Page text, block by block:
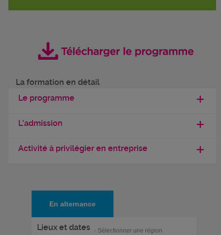
La formation en détail
Le programme
L'admission
Activité à privilégier en entreprise
En alternance
Lieux et dates - Sélectionner une région